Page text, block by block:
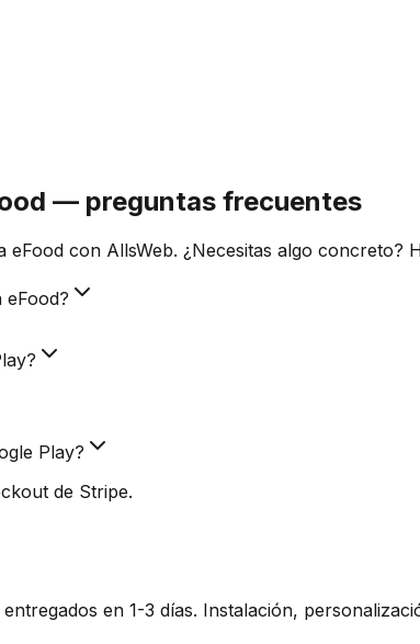
— preguntas frecuentes
con AllsWeb. ¿Necesitas algo concreto?
eFood?
Play?
de Stripe.
en 1-3 días. Instalación,